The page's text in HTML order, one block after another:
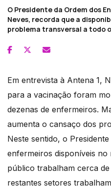
O Presidente da Ordem dos
Neves, recorda que a
problema transversal a todo
Em entrevista à Antena 1,
para a vacinação foram
dezenas de enfermeiros.
aumenta o cansaço dos
Neste sentido, o
enfermeiros disponíveis
público trabalham cerca
restantes setores